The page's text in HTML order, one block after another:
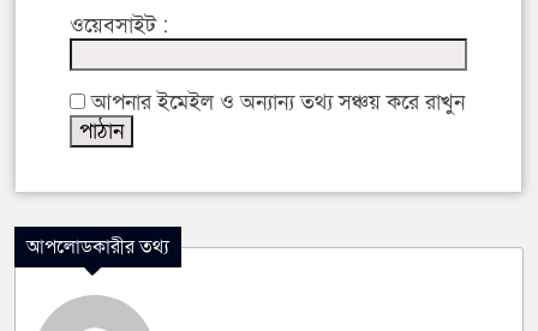
ওয়েবসাইট :
আপনার ইমেইল ও অন্যান্য তথ্য সঞ্চয় করে রাখুন
আপলোডকারীর তথ্য